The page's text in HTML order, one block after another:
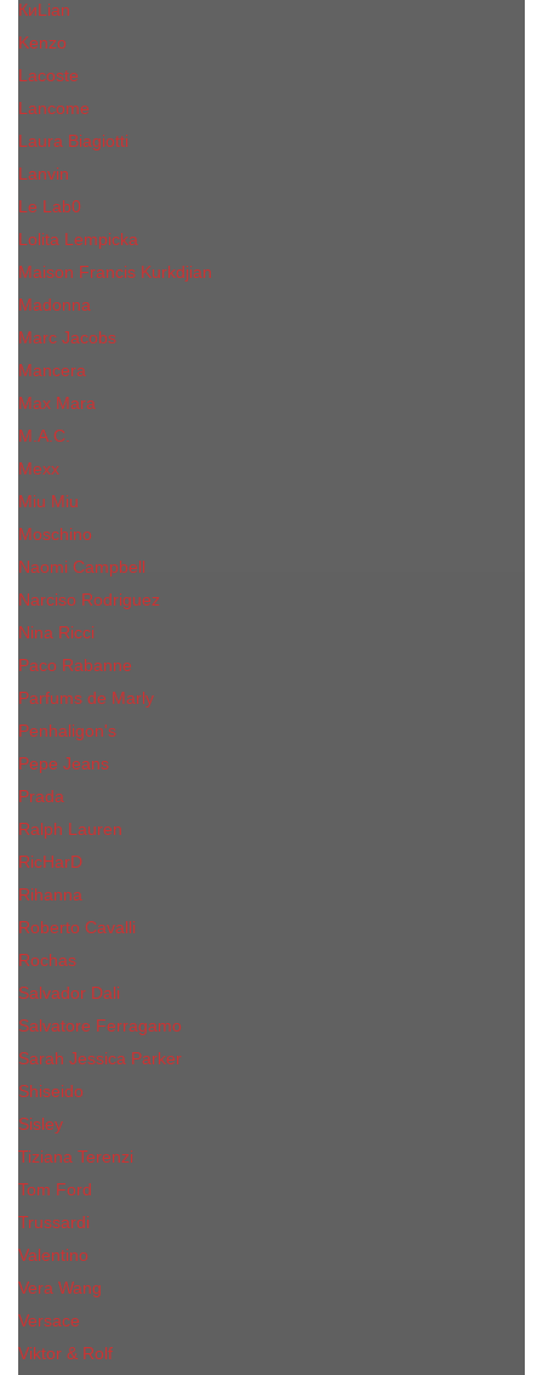
КиLian
Kenzo
Lacoste
Lancome
Laura Biagiotti
Lanvin
Lе Lab0
Lolita Lempicka
Maison Francis Kurkdjian
Madonna
Marc Jacobs
Mancera
Max Mara
M.А.C.
Mexx
Miu Miu
Mоsсhino
Naomi Campbell
Narciso Rodriguez
Nina Ricci
Paco Rabanne
Parfums de Marly
Penhaligon's
Pepe Jeans
Prada
Ralph Lauren
RicHarD
Rihanna
Roberto Cavalli
Rochas
Salvador Dali
Salvatore Ferragamo
Sarah Jessica Parker
Shiseido
Sisley
Tiziana Terenzi
Tom Ford
Trussardi
Valentino
Vera Wang
Versace
Viktor & Rolf